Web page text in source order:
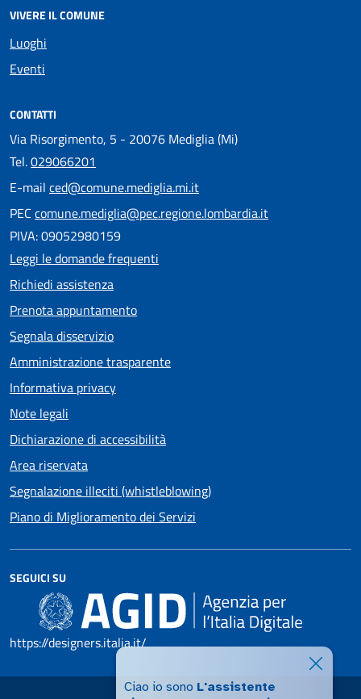
VIVERE IL COMUNE
Luoghi
Eventi
CONTATTI
Via Risorgimento, 5 - 20076 Mediglia (Mi)
Tel.029066201
E-mail ced@comune.mediglia.mi.it
PEC comune.mediglia@pec.regione.lombardia.it
PIVA: 09052980159
Leggi le domande frequenti
Richiedi assistenza
Prenota appuntamento
Segnala disservizio
Amministrazione trasparente
Informativa privacy
Note legali
Dichiarazione di accessibilità
Area riservata
Segnalazione illeciti (whistleblowing)
Piano di Miglioramento dei Servizi
SEGUICI SU
https://designers.italia.it/
Ciao io sono L'assistente